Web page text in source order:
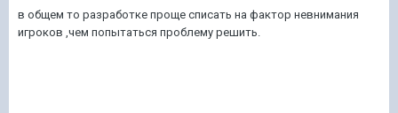
в общем то разработке проще списать на фактор невнимания
игроков ,чем попытаться проблему решить.